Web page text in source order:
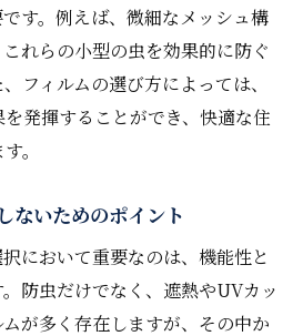
化を防ぐお手入れのポイント
ィルムの掃除方法
ンテナンスで効果を持続させ
気候に合わせたフィルムの保
く使うための心がけ
命を延ばすためのテクニック
す。例えば、微細なメッシュ構
れらの小型の虫を効果的に防ぐ
フィルムの選び方によっては、
発揮することができ、快適な住
。
ないためのポイント
において重要なのは、機能性と
防虫だけでなく、遮熱やUVカッ
が多く存在しますが、その中か